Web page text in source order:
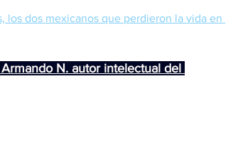
los dos mexicanos que perdieron la vida en
N. autor intelectual del